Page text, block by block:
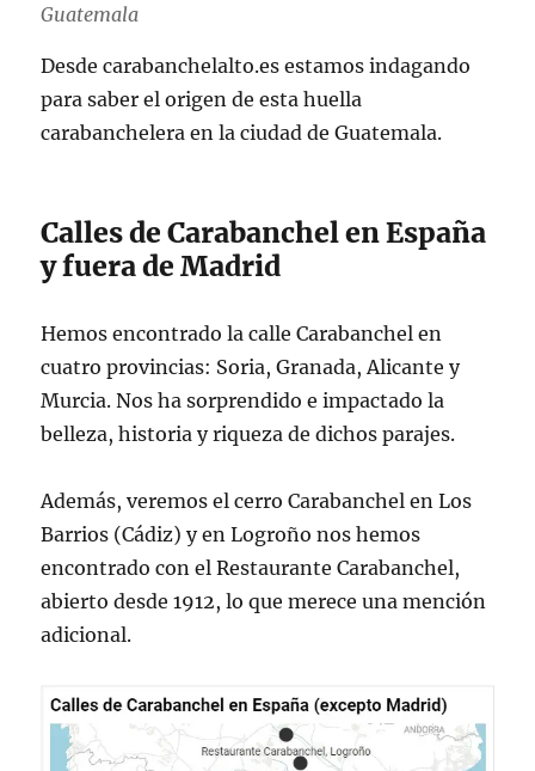
Guatemala
Desde carabanchelalto.es estamos indagando
para saber el origen de esta huella
carabanchelera en la ciudad de Guatemala.
Calles de Carabanchel en España
y fuera de Madrid
Hemos encontrado la calle Carabanchel en
cuatro provincias: Soria, Granada, Alicante y
Murcia. Nos ha sorprendido e impactado la
belleza, historia y riqueza de dichos parajes.
Además, veremos el cerro Carabanchel en Los
Barrios (Cádiz) y en Logroño nos hemos
encontrado con el Restaurante Carabanchel,
abierto desde 1912, lo que merece una mención
adicional.